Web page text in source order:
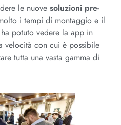
le nuove soluzioni pre-
i tempi di montaggio e il
potuto vedere la app in
velocità con cui è possibile
tutta una vasta gamma di